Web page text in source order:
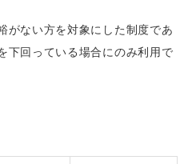
がない方を対象にした制度であ
下回っている場合にのみ利用で